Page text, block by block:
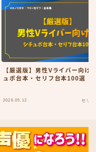
【厳選版】男性Vライバー向け
ュボ台本・セリフ台本100選
2026.05.12 セリフ